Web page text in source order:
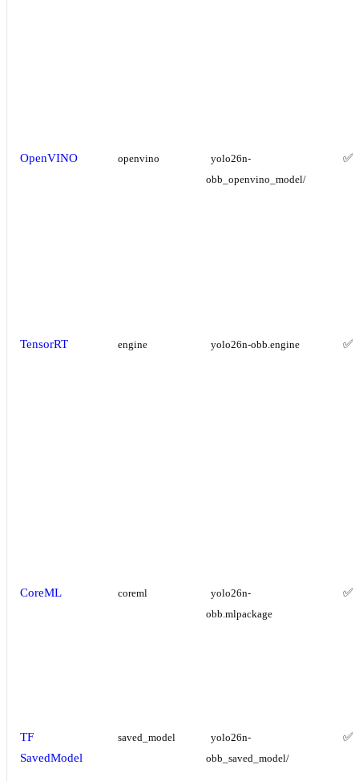
OpenVINO openvino
yolo26n-
obb_openvino_model/
✅
TensorRT engine yolo26n-obb.engine ✅
CoreML coreml
yolo26n-
obb.mlpackage
✅
TF
SavedModel
saved_model
yolo26n-
obb_saved_model/
✅